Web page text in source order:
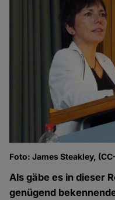
Foto: James Steakley,
Als gäbe es in dieser
genügend